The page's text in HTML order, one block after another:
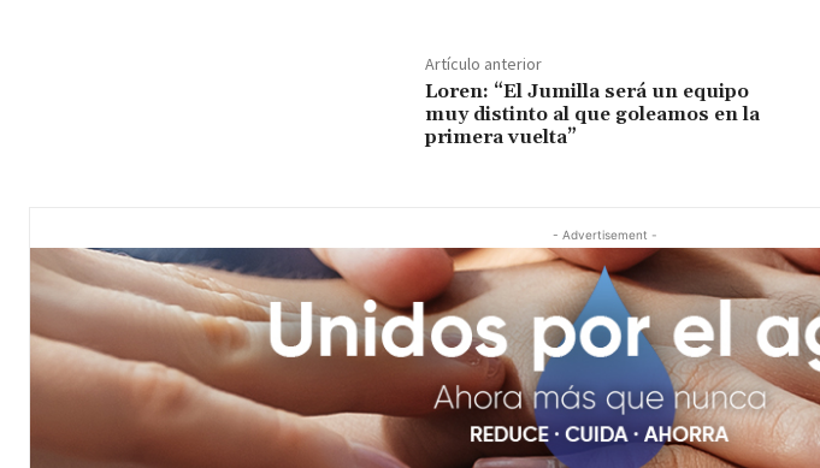
Artículo anterior
Loren: “El Jumilla será un equipo
muy distinto al que goleamos en la
primera vuelta”
- Advertisement -